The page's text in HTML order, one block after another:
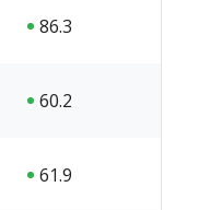
86.3
60.2
61.9